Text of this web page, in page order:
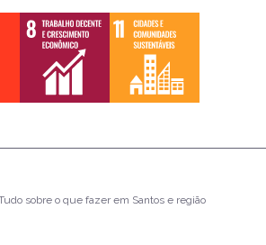
sobre o que fazer em Santos e região